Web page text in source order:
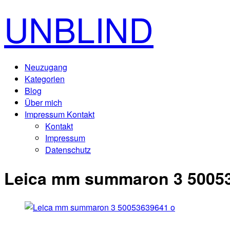
UNBLIND
Neuzugang
Kategorien
Blog
Über mich
Impressum Kontakt
Kontakt
Impressum
Datenschutz
Leica mm summaron 3